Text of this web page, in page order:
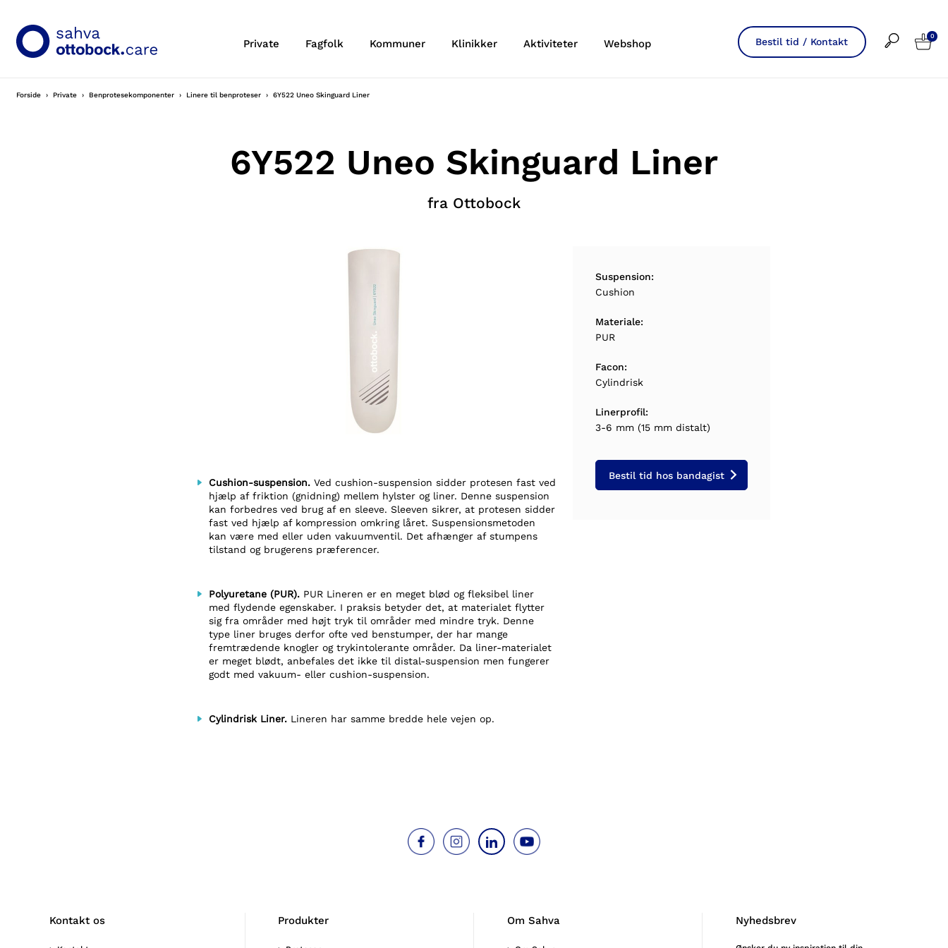
Private Fagfolk Kommuner Klinikker Aktiviteter Webshop Bestil tid / Kontakt 0
Forside Private Benprotesekomponenter Linere til benproteser 6Y522 Uneo Skinguard Liner
6Y522 Uneo Skinguard Liner
fra Ottobock
Cushion-suspension.Ved cushion-suspension sidder protesen fast ved
hjælp af friktion (gnidning) mellem hylster og liner. Denne suspension
kan forbedres ved brug af en sleeve. Sleeven sikrer, at protesen sidder
fast ved hjælp af kompression omkring låret. Suspensionsmetoden
kan være med eller uden vakuumventil. Det afhænger af stumpens
tilstand og brugerens præferencer.
Polyuretane (PUR). PUR Lineren er en meget blød og fleksibel liner
med flydende egenskaber. I praksis betyder det, at materialet flytter
sig fra områder med højt tryk til områder med mindre tryk. Denne
type liner bruges derfor ofte ved benstumper, der har mange
fremtrædende knogler og trykintolerante områder. Da liner-materialet
er meget blødt, anbefales det ikke til distal-suspension men fungerer
godt med vakuum- eller cushion-suspension.
Cylindrisk Liner. Lineren har samme bredde hele vejen op.
Suspension:
Cushion
Materiale:
PUR
Facon:
Cylindrisk
Linerprofil:
3-6 mm (15 mm distalt)
Bestil tid hos bandagist
Kontakt os Produkter Om Sahva Nyhedsbrev